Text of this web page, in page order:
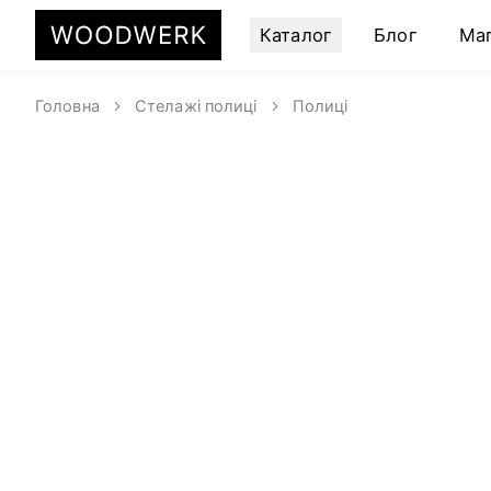
Каталог Блог
Головна Стелажі полиці Полиці